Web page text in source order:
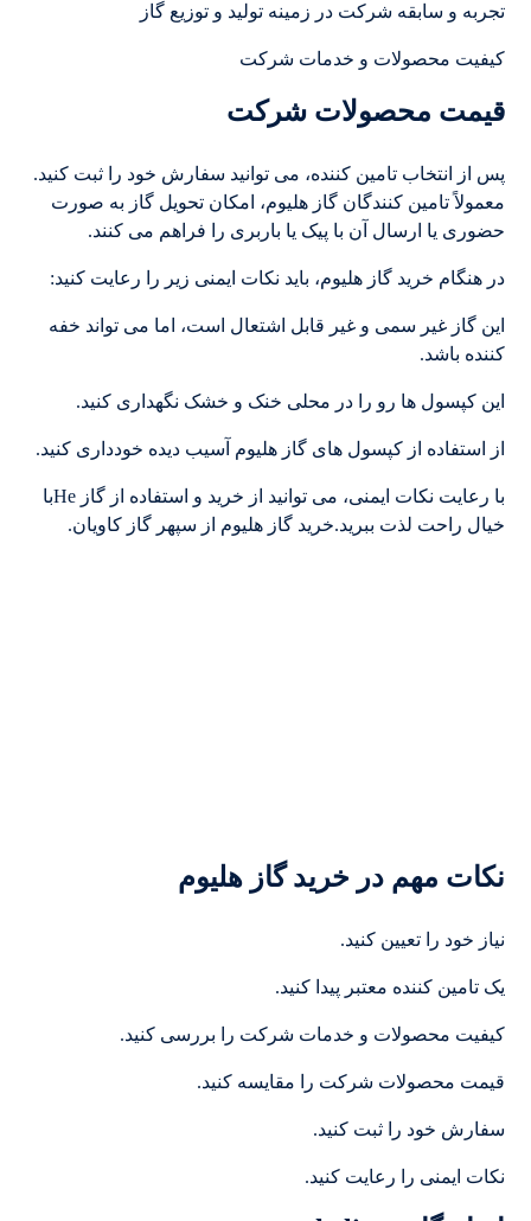
تجربه و سابقه شرکت در زمینه تولید و توزیع گاز
کیفیت محصولات و خدمات شرکت
قیمت محصولات شرکت
پس از انتخاب تامین کننده، می توانید سفارش خود را ثبت کنید.
معمولاً تامین کنندگان گاز هلیوم، امکان تحویل گاز به صورت
حضوری یا ارسال آن با پیک یا باربری را فراهم می کنند.
در هنگام خرید گاز هلیوم، باید نکات ایمنی زیر را رعایت کنید:
این گاز غیر سمی و غیر قابل اشتعال است، اما می تواند خفه
کننده باشد.
این کپسول ها رو را در محلی خنک و خشک نگهداری کنید.
از استفاده از کپسول های گاز هلیوم آسیب دیده خودداری کنید.
با رعایت نکات ایمنی، می توانید از خرید و استفاده از گاز Heبا
خیال راحت لذت ببرید.خرید گاز هلیوم از سپهر گاز کاویان.
نکات مهم در خرید گاز هلیوم
نیاز خود را تعیین کنید.
یک تامین کننده معتبر پیدا کنید.
کیفیت محصولات و خدمات شرکت را بررسی کنید.
قیمت محصولات شرکت را مقایسه کنید.
سفارش خود را ثبت کنید.
نکات ایمنی را رعایت کنید.